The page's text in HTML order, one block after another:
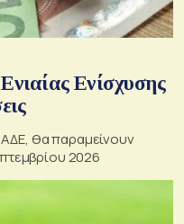
Ενίσχυσης
θα παραμείνουν
2026